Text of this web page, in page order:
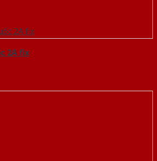
2A fix